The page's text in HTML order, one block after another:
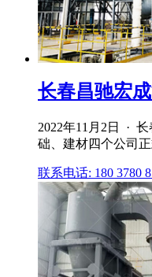
长春昌驰宏
2022年11月2日 ·
础、建材四个公司
联系电话: 180 3780